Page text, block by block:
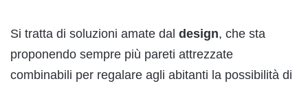
Si tratta di soluzioni amate dal design, che sta
proponendo sempre più pareti attrezzate
combinabili per regalare agli abitanti la possibilità di